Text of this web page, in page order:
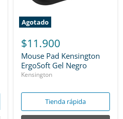
Agotado
$11.900
Mouse Pad Kensington
ErgoSoft Gel Negro
Kensington
Tienda rápida